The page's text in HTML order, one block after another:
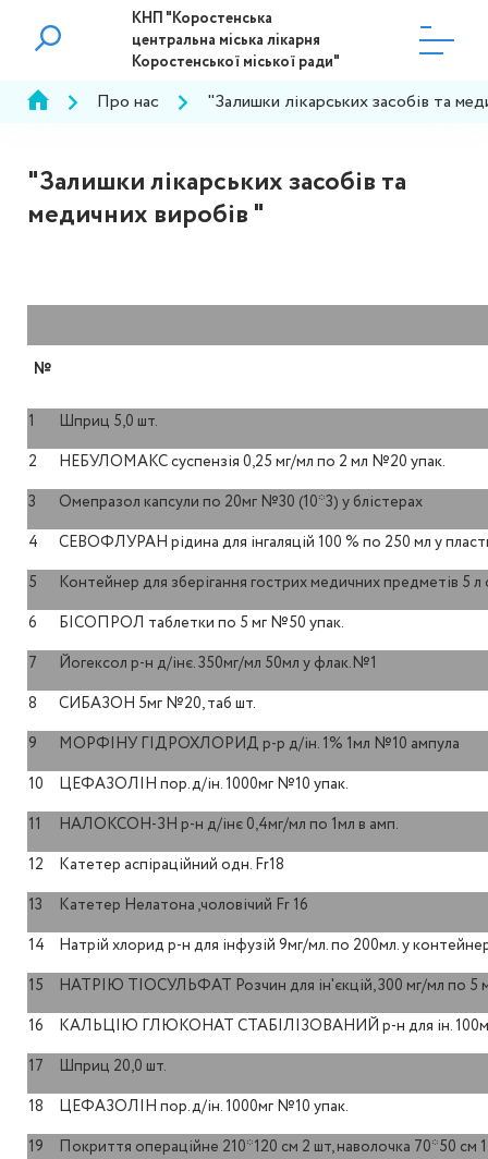
КНП "Коростенська
центральна міська лікарня
Коростенської міської ради"
Про нас "Залишки лікарських засобів та
"Залишки лікарських засобів та
медичних виробів "
№
1
Шприц 5,0 шт.
2
НЕБУЛОМАКС суспензія 0,25 мг/мл по 2 мл №20 упак.
3
Омепразол капсули по 20мг №30 (10*3) у блістерах
4
СЕВОФЛУРАН рідина для інгаляцій 100 % по 250 мл у
5
Контейнер для зберігання гострих медичних предметів 5
6
БІСОПРОЛ таблетки по 5 мг №50 упак.
7
Йогексол р-н д/інє. 350мг/мл 50мл у флак.№1
8
СИБАЗОН 5мг №20, таб шт.
9
МОРФІНУ ГІДРОХЛОРИД р-р д/ін. 1% 1мл №10 ампула
10
ЦЕФАЗОЛІН пор.д/ін. 1000мг №10 упак.
11
НАЛОКСОН-ЗН р-н д/інє 0,4мг/мл по 1мл в амп.
12
Катетер аспіраційний одн. Fr18
13
Катетер Нелатона ,чоловічий Fr 16
14
Натрій хлорид р-н для інфузій 9мг/мл. по 200мл. у
15
НАТРІЮ ТІОСУЛЬФАТ Розчин для ін'єкцій, 300 мг/мл по 5
16
КАЛЬЦІЮ ГЛЮКОНАТ СТАБІЛІЗОВАНИЙ р-н для ін.
17
Шприц 20,0 шт.
18
ЦЕФАЗОЛІН пор.д/ін. 1000мг №10 упак.
19
Покриття операційне 210*120 см 2 шт, наволочка 70*50 см